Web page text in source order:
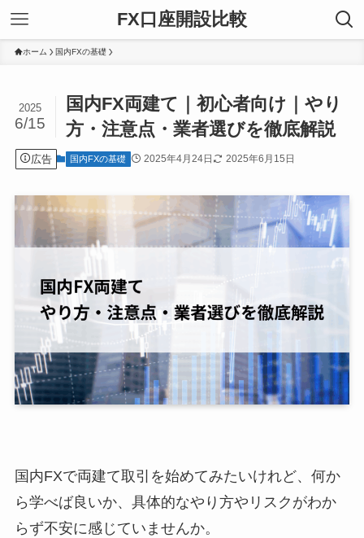
FX口座開設比較
ホーム 国内FXの基礎
国内FX両建て｜初心者向け｜やり
方・注意点・業者選びを徹底解説
2025
6/15
広告 国内FXの基礎 2025年4月24日 2025年6月15日
国内FXで両建て取引を始めてみたいけれど、何か
ら学べば良いか、具体的なやり方やリスクがわか
らず不安に感じていませんか。